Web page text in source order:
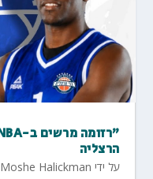
הרצליה
על ידי Moshe Halickman